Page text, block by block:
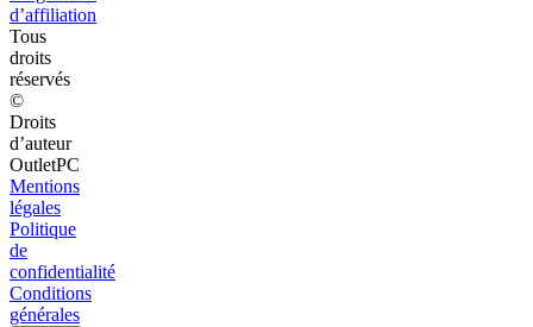
d’affiliation
Tous
droits
réservés
©
Droits
d’auteur
OutletPC
Mentions
légales
Politique
de
confidentialité
Conditions
générales